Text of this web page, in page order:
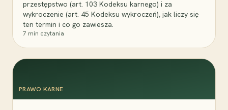
przestępstwo (art. 103 Kodeksu karnego) i za
wykroczenie (art. 45 Kodeksu wykroczeń), jak liczy się
ten termin i co go zawiesza.
7 min czytania
PRAWO KARNE